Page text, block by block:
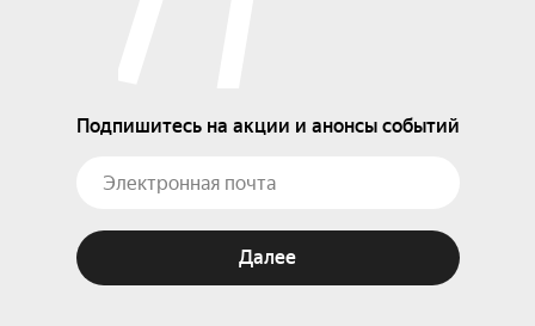
Подпишитесь на акции и анонсы событий
Далее